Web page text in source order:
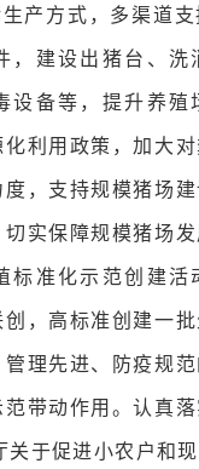
产方式，多渠道
，建设出猪台、洗
设备等，提升养殖
利用政策，加大
，支持规模猪场
实保障规模猪场发
标准化示范创建活
，高标准创建一
理先进、防疫规
带动作用。认真
关于促进小农户和